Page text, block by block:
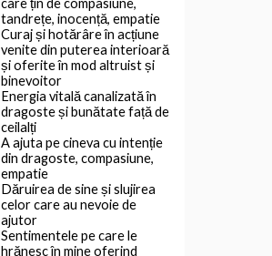
tandrețe, inocență, empatie
Curaj și hotărâre în acțiune
venite din puterea interioară
și oferite în mod altruist și
binevoitor
Energia vitală canalizată în
dragoste și bunătate față de
ceilalți
A ajuta pe cineva cu intenție
din dragoste, compasiune,
empatie
Dăruirea de sine și slujirea
celor care au nevoie de
ajutor
Sentimentele pe care le
hrănesc în mine oferind